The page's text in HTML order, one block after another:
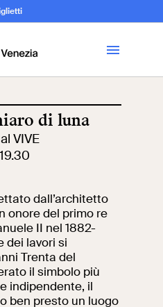
Visita
News
Cantiere aperto
di luna
VIVE
dall’architetto
onore del primo re
II nel 1882-
dei lavori si
Trenta del
il simbolo più
indipendente, il
ben presto un luogo